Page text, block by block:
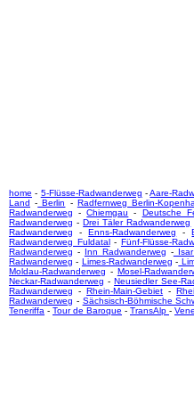
home - 5-Flüsse-Radwanderweg -Aare-
Land - Berlin - Radfernweg Berlin-
Radwanderweg -Chiemgau - Deutsche
Radwanderweg -Drei Täler Radwanderweg
Radwanderweg -Enns-Radwanderweg -
Radwanderweg Fuldatal- Fünf-Flüsse-
Radwanderweg - Inn Radwanderweg -Isar
Radwanderweg - Limes-Radwanderweg -
Moldau-Radwanderweg - Mosel-
Neckar-Radwanderweg -Neusiedler See-
Radwanderweg -Rhein-Main-Gebiet -
Radwanderweg - Sächsisch-Böhmische
Teneriffa - Tour de Baroque - TransAlp -